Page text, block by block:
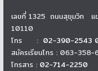
เลขที่ 1325 ถนนสุขุมวิท แข
10110
โทร : 02-390-2543
สมัครเรียนโทร : 063-358-
โทรสาร : 02-714-2250